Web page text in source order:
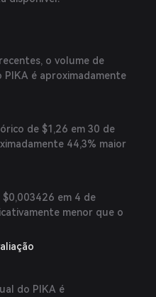
o volume de
PIKA é aproximadamente
de $1,26 em 30 de
44,3% maior
em 4 de
menor que o
do PIKA é